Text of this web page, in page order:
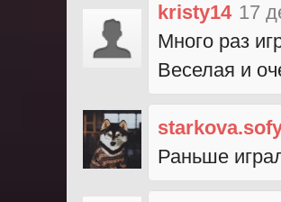
kristy14 17
Много раз
Веселая и
Раньше